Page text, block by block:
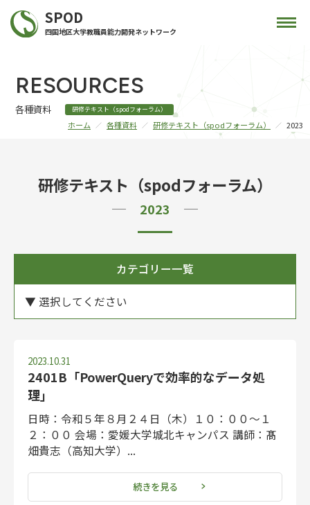
SPOD
四国地区大学教職員能力開発ネットワーク
RESOURCES
各種資料 研修テキスト（spodフォーラム）
ホーム 各種資料 研修テキスト（spodフォーラム） 2023
研修テキスト（spodフォーラム）
2023
カテゴリー一覧
▼ 選択してください
2023.10.31
2401B「PowerQueryで効率的なデータ処
理」
日時：令和５年８月２４日（木）１０：００～１
２：００ 会場：愛媛大学城北キャンパス 講師：髙
畑貴志（高知大学）...
続きを見る